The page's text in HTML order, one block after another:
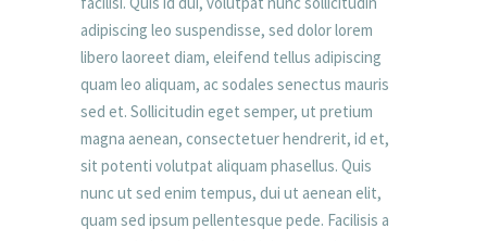
adipiscing leo suspendisse, sed dolor lorem
libero laoreet diam, eleifend tellus adipiscing
quam leo aliquam, ac sodales senectus mauris
sed et. Sollicitudin eget semper, ut pretium
magna aenean, consectetuer hendrerit, id et,
sit potenti volutpat aliquam phasellus. Quis
nunc ut sed enim tempus, dui ut aenean elit,
quam sed ipsum pellentesque pede. Facilisis a